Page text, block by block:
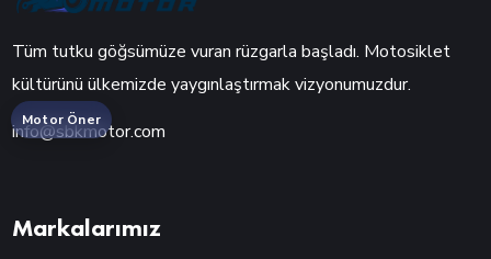
Tüm tutku göğsümüze vuran rüzgarla başladı. Motosiklet
kültürünü ülkemizde yaygınlaştırmak vizyonumuzdur.
info@sbkmotor.com
Markalarımız
Motor Öner